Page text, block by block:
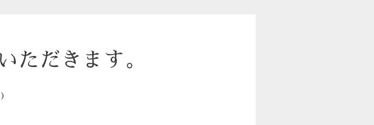
ただきます。